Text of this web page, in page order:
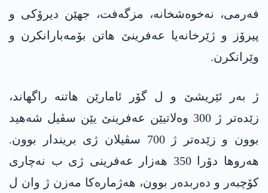
فەرمی، نەخوەشخانە، مزگەفت، جھێن دیرۆکی و
پیرۆز و ژێرخانەیا عەفرینێ ھاتن بۆمەبارانکرن و
وێرانکرن.
ژ بەر ئێریشێ و ل گۆر ئامارێن ھاتنە راگھاند،
زێدەتر ژ 300 وەلاتیێن عەفرینێ یێن سڤیل شەھید
بوون و زێدەتر ژ 700 سڤیلان ژی بریندار بوون.
ھەروھا دۆرا 350 ھەزار عەفرینی ژی ب نەچاری
کۆچبەر و دەربدەر بوون، هەژمارەکا مەزن ژ وان ل